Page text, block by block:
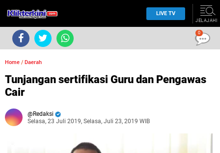
LIVE TV
JELAJAHI
Home / Daerah
Tunjangan sertifikasi Guru dan Pengawas
Cair
Redaksi
Selasa, 23 Juli 2019, Selasa, Juli 23, 2019 WIB
0